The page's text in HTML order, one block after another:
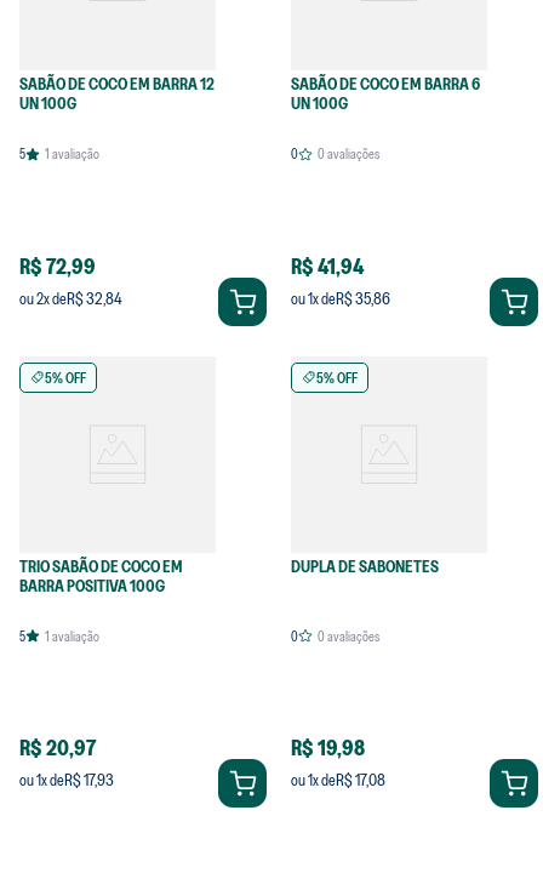
SABÃO DE COCO EM BARRA 12
UN 100G
5 1 avaliação
R$ 72,99
ou2x deR$ 32,84
SABÃO DE COCO EM BARRA 6
UN 100G
0 0avaliações
R$ 41,94
ou1x deR$ 35,86
5% OFF
TRIO SABÃO DE COCO EM
BARRA POSITIVA 100G
5 1 avaliação
R$ 20,97
ou1x deR$ 17,93
5% OFF
DUPLA DE SABONETES
0 0avaliações
R$ 19,98
ou1x deR$ 17,08